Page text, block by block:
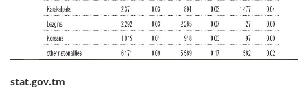
stat.gov.tm